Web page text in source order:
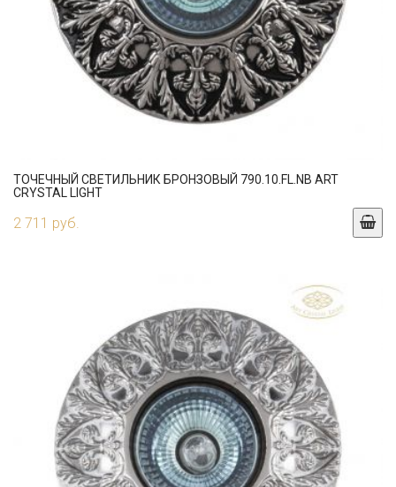
ТОЧЕЧНЫЙ СВЕТИЛЬНИК БРОНЗОВЫЙ 790.10.FL.NB ART
CRYSTAL LIGHT
2 711 руб.